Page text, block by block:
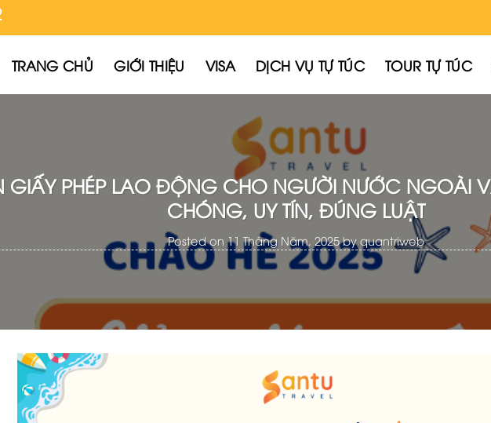
TRANG CHỦ GIỚI THIỆU VISA DỊCH VỤ TỰ TÚC TOUR TỰ TÚC
GIẤY PHÉP LAO ĐỘNG CHO NGƯỜI NƯỚC NGOÀI
CHÓNG, UY TÍN, ĐÚNG LUẬT
Posted on 11 Tháng Năm, 2025by quantriweb